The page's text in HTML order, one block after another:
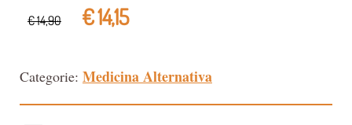
€ 14,90 € 14,15
Categorie: Medicina Alternativa